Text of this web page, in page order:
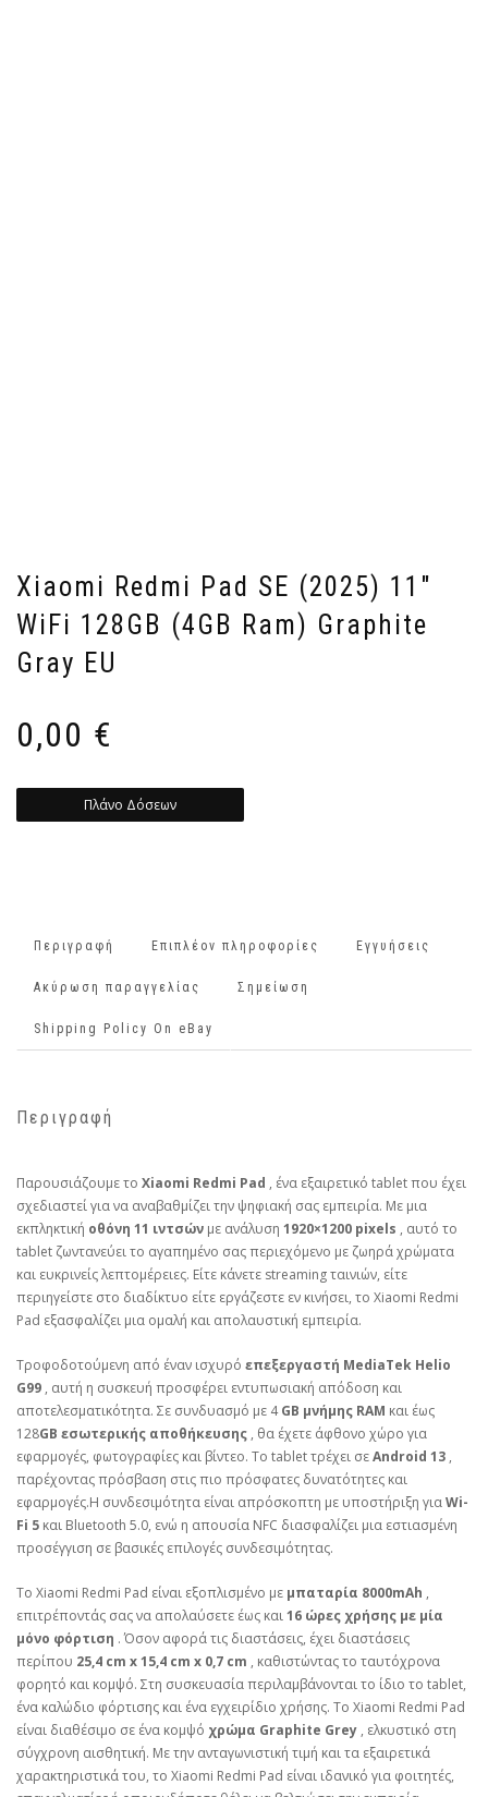
Xiaomi Redmi Pad SE (2025) 11″
WiFi 128GB (4GB Ram) Graphite
Gray EU
0,00 €
Πλάνο Δόσεων
Περιγραφή Επιπλέον πληροφορίες Εγγυήσεις
Ακύρωση παραγγελίας Σημείωση
Shipping Policy On eBay
Περιγραφή
Παρουσιάζουμε το Xiaomi Redmi Pad , ένα εξαιρετικό tablet που έχει
σχεδιαστεί για να αναβαθμίζει την ψηφιακή σας εμπειρία. Με μια
εκπληκτική οθόνη 11 ιντσών με ανάλυση 1920×1200 pixels , αυτό το
tablet ζωντανεύει το αγαπημένο σας περιεχόμενο με ζωηρά χρώματα
και ευκρινείς λεπτομέρειες. Είτε κάνετε streaming ταινιών, είτε
περιηγείστε στο διαδίκτυο είτε εργάζεστε εν κινήσει, το Xiaomi Redmi
Pad εξασφαλίζει μια ομαλή και απολαυστική εμπειρία.
Τροφοδοτούμενη από έναν ισχυρό επεξεργαστή MediaTek Helio
G99 , αυτή η συσκευή προσφέρει εντυπωσιακή απόδοση και
αποτελεσματικότητα. Σε συνδυασμό με 4GB μνήμης RAM και έως
128GB εσωτερικής αποθήκευσης , θα έχετε άφθονο χώρο για
εφαρμογές, φωτογραφίες και βίντεο. Το tablet τρέχει σεAndroid 13 ,
παρέχοντας πρόσβαση στις πιο πρόσφατες δυνατότητες και
εφαρμογές.Η συνδεσιμότητα είναι απρόσκοπτη με υποστήριξη γιαWi-
Fi 5 και Bluetooth 5.0, ενώ η απουσία NFC διασφαλίζει μια εστιασμένη
προσέγγιση σε βασικές επιλογές συνδεσιμότητας.
Το Xiaomi Redmi Pad είναι εξοπλισμένο με μπαταρία 8000mAh ,
επιτρέποντάς σας να απολαύσετε έως και16 ώρες χρήσης με μία
μόνο φόρτιση . Όσον αφορά τις διαστάσεις, έχει διαστάσεις
περίπου 25,4 cm x 15,4 cm x 0,7 cm , καθιστώντας το ταυτόχρονα
φορητό και κομψό. Στη συσκευασία περιλαμβάνονται το ίδιο το tablet,
ένα καλώδιο φόρτισης και ένα εγχειρίδιο χρήσης. Το Xiaomi Redmi Pad
είναι διαθέσιμο σε ένα κομψό χρώμα Graphite Grey , ελκυστικό στη
σύγχρονη αισθητική. Με την ανταγωνιστική τιμή και τα εξαιρετικά
χαρακτηριστικά του, το Xiaomi Redmi Pad είναι ιδανικό για φοιτητές,